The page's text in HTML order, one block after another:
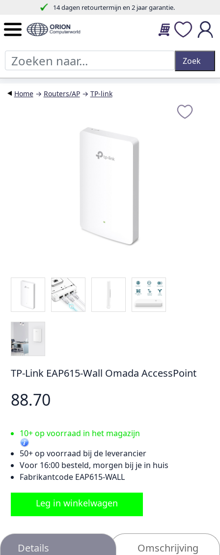
14 dagen retourtermijn en 2 jaar garantie.
Home→ Routers/AP→ TP-link
TP-Link EAP615-Wall Omada AccessPoint
88.70
10+ op voorraad in het magazijn
50+ op voorraad bij de leverancier
Voor 16:00 besteld, morgen bij je in huis
Fabrikantcode EAP615-WALL
Leg in winkelwagen
Details Omschrijving